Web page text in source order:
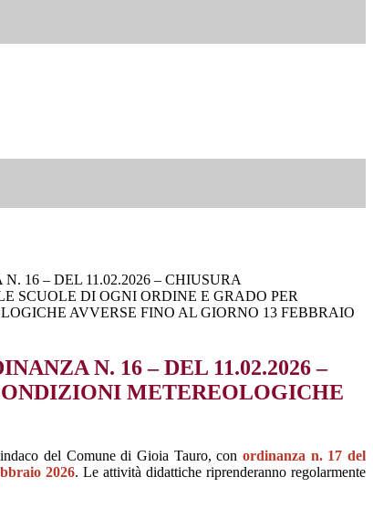
16 – DEL 11.02.2026 – CHIUSURA
SCUOLE DI OGNI ORDINE E GRADO PER
AVVERSE FINO AL GIORNO 13 FEBBRAIO
N. 16 – DEL 11.02.2026 –
METEREOLOGICHE
del Comune di Gioia Tauro, conordinanza n. 17 del
2026. Le attività didattiche riprenderanno regolarmente